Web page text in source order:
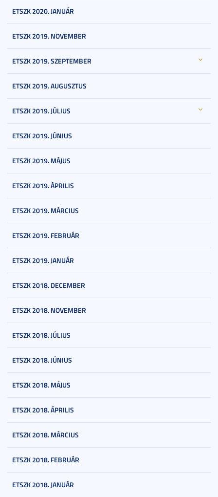
ETSZK 2020. JANUÁR
ETSZK 2019. NOVEMBER
ETSZK 2019. SZEPTEMBER
ETSZK 2019. AUGUSZTUS
ETSZK 2019. JÚLIUS
ETSZK 2019. JÚNIUS
ETSZK 2019. MÁJUS
ETSZK 2019. ÁPRILIS
ETSZK 2019. MÁRCIUS
ETSZK 2019. FEBRUÁR
ETSZK 2019. JANUÁR
ETSZK 2018. DECEMBER
ETSZK 2018. NOVEMBER
ETSZK 2018. JÚLIUS
ETSZK 2018. JÚNIUS
ETSZK 2018. MÁJUS
ETSZK 2018. ÁPRILIS
ETSZK 2018. MÁRCIUS
ETSZK 2018. FEBRUÁR
ETSZK 2018. JANUÁR